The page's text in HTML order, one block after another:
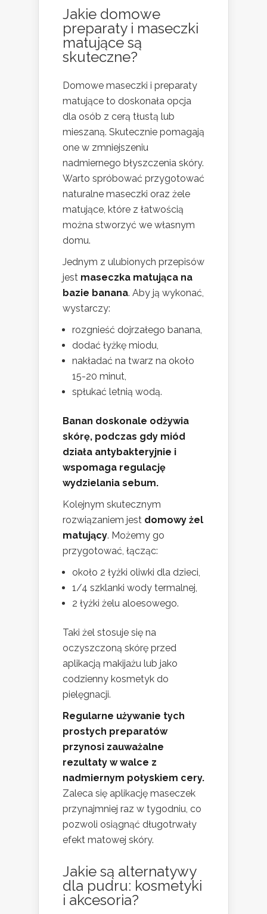
Jakie domowe
preparaty i maseczki
matujące są
skuteczne?
Domowe maseczki i preparaty
matujące to doskonała opcja
dla osób z cerą tłustą lub
mieszaną. Skutecznie pomagają
one w zmniejszeniu
nadmiernego błyszczenia skóry.
Warto spróbować przygotować
naturalne maseczki oraz żele
matujące, które z łatwością
można stworzyć we własnym
domu.
Jednym z ulubionych przepisów
jest maseczka matująca na
bazie banana. Aby ją wykonać,
wystarczy:
rozgnieść dojrzałego banana,
dodać łyżkę miodu,
nakładać na twarz na około
15-20 minut,
spłukać letnią wodą.
Banan doskonale odżywia
skórę, podczas gdy miód
działa antybakteryjnie i
wspomaga regulację
wydzielania sebum.
Kolejnym skutecznym
rozwiązaniem jest domowy żel
matujący. Możemy go
przygotować, łącząc:
około 2 łyżki oliwki dla dzieci,
1/4 szklanki wody termalnej,
2 łyżki żelu aloesowego.
Taki żel stosuje się na
oczyszczoną skórę przed
aplikacją makijażu lub jako
codzienny kosmetyk do
pielęgnacji.
Regularne używanie tych
prostych preparatów
przynosi zauważalne
rezultaty w walce z
nadmiernym połyskiem cery.
Zaleca się aplikację maseczek
przynajmniej raz w tygodniu, co
pozwoli osiągnąć długotrwały
efekt matowej skóry.
Jakie są alternatywy
dla pudru: kosmetyki
i akcesoria?